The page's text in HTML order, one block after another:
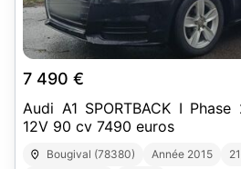
7 490 €
Audi A1 SPORTBACK I
12V 90 cv 7490 euros
Bougival (78380) Année 2015